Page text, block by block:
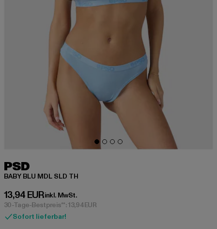
PSD
BABY BLU MDL SLD TH
13,94 EUR
Derzeitiger Preis: 13,94 EUR
inkl. MwSt.
30-Tage-Bestpreis**: 13,94 EUR
Sofort lieferbar!